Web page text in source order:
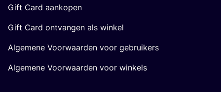
Gift Card aankopen
Gift Card ontvangen als winkel
Algemene Voorwaarden voor gebruikers
Algemene Voorwaarden voor winkels